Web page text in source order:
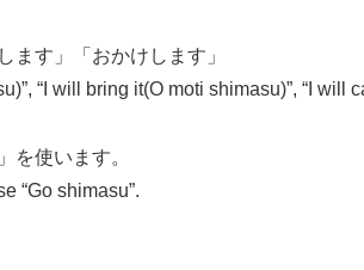
ます」「おかけします」
“I will bring it(O moti shimasu)”, “I will
を使います。
“Go shimasu”.